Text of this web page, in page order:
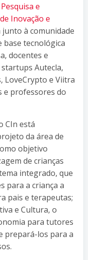
e
Inovação e
junto à comunidade
base tecnológica
docentes e
Autecla,
LoveCrypto e Viitra
e professores do
CIn está
da área de
objetivo
de crianças
integrado, que
para a criança a
pais e terapeutas;
e Cultura, o
para tutores
prepará-los para a